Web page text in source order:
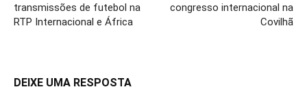
transmissões de futebol na
RTP Internacional e África
congresso internacional na
Covilhã
DEIXE UMA RESPOSTA